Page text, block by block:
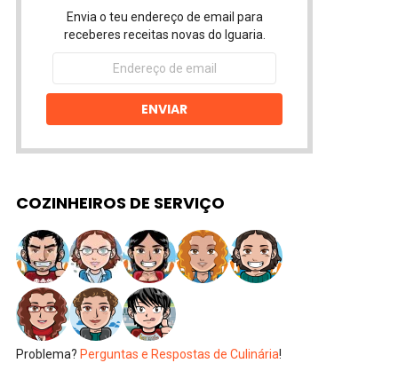
Envia o teu endereço de email para
receberes receitas novas do Iguaria.
Endereço
email
ENVIAR
COZINHEIROS DE SERVIÇO
Problema? Perguntas e Respostas de Culinária!